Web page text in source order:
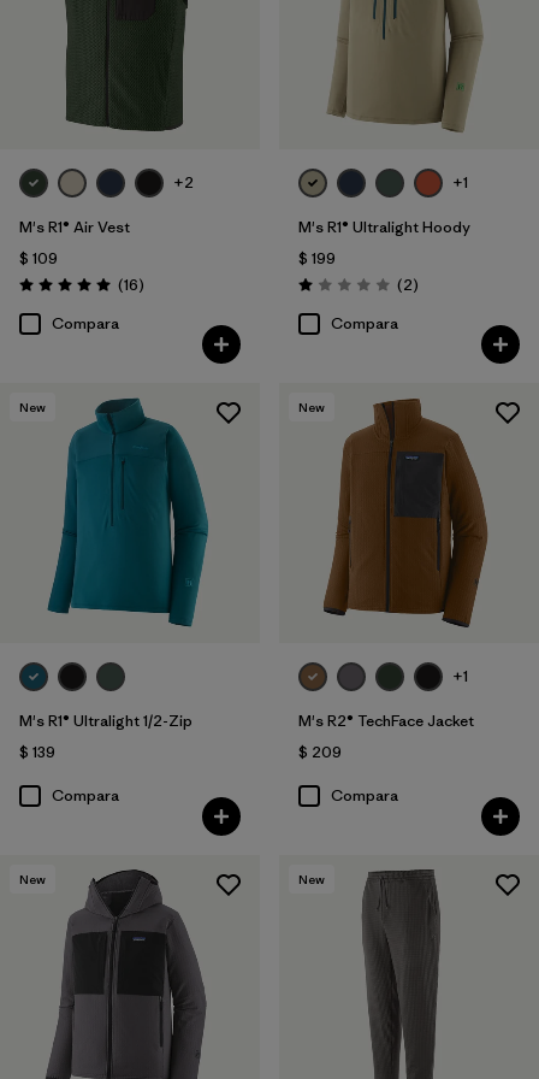
+2
M's R1® Air Vest
$ 109
Valoración: 5.0 / 5
(16Comentarios
)
Compara
+1
M's R1® Ultralight Hoody
$ 199
Valoración: 1.0 / 5
(2Comentarios
)
Compara
New
M's R1® Ultralight 1/2-Zip
$ 139
Compara
New
+1
M's R2® TechFace Jacket
$ 209
Compara
New New